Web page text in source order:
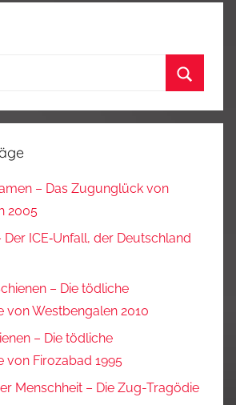
– Das Zugunglück von
2005
Der ICE‑Unfall, der Deutschland
– Die tödliche
von Westbengalen 2010
– Die tödliche
von Firozabad 1995
Menschheit – Die Zug-Tragödie